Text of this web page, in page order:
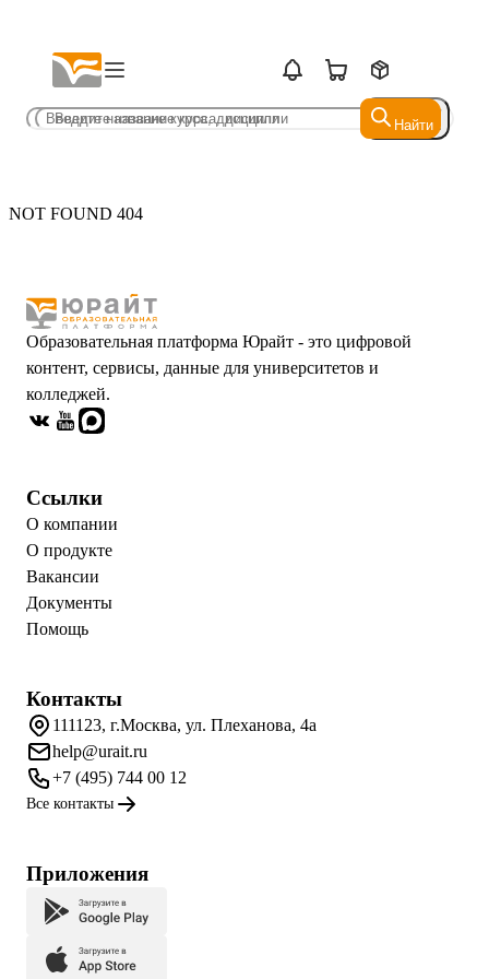
Найти
Найти
NOT FOUND 404
Образовательная платформа Юрайт - это цифровой
контент, сервисы, данные для университетов и
колледжей.
Ссылки
О компании
О продукте
Вакансии
Документы
Помощь
Контакты
111123, г.Москва, ул. Плеханова, 4а
help@urait.ru
+7 (495) 744 00 12
Все контакты
Приложения